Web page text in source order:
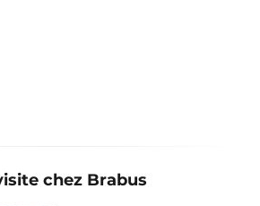
chez Brabus